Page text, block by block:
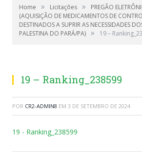
Home » Licitações »
PREGÃO
(AQUISIÇÃO DE MEDICAMENTOS DE
DESTINADOS A SUPRIR AS NECESSIDADES
PALESTINA DO PARÁ/PA) » 19 –
19 – Ranking_238599
POR CR2-ADMIN8 EM 3 DE SETEMBRO DE 2024
19 - Ranking_238599